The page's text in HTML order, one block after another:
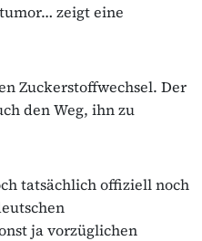
zeigt eine
Zuckerstoffwechsel. Der
den Weg, ihn zu
tatsächlich offiziell noch
ja vorzüglichen